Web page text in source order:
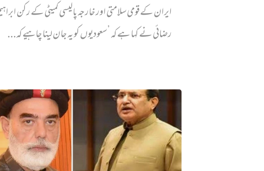
ایران کے قومی سلامتی اور خارجہ پالیسی کمیٹی کے رکن
رضائی نے کہا ہے کہ ’سعودیوں کو یہ جان لینا چاہیے کہ...